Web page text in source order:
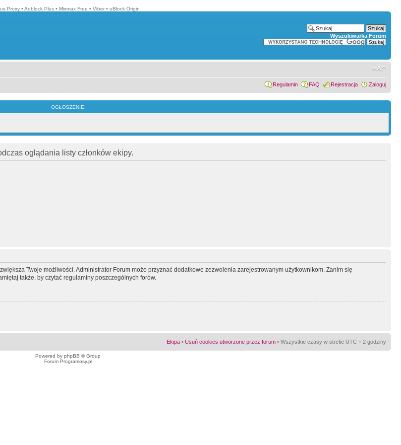
Proxy • Adblock Plus • Mixmax Free • Viber • uBlock Origin
Wyszukiwarka Forum
Regulamin FAQ Rejestracja Zaloguj
OGŁOSZENIE:
oglądania listy członków ekipy.
Twoje możliwości. Administrator Forum może przyznać dodatkowe zezwolenia zarejestrowanym użytkownikom. Zanim się
także, by czytać regulaminy poszczególnych forów.
Ekipa • Usuń cookies utworzone przez forum • Wszystkie czasy w strefie UTC + 2 godziny
Powered by phpBB © Group
Forum Programosy.pl